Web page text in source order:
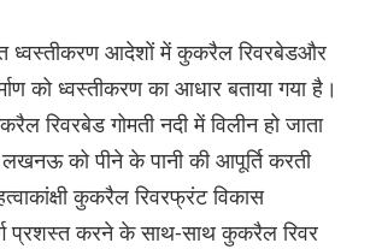
ध्वस्तीकरण आदेशों में कुकरैल रिवरबेडऔर
को ध्वस्तीकरण का आधार बताया गया है।
रिवरबेड गोमती नदी में विलीन हो जाता
को पीने के पानी की आपूर्ति करती
कुकरैल रिवरफ्रंट विकास
प्रशस्त करने के साथ-साथ कुकरैल रिवर